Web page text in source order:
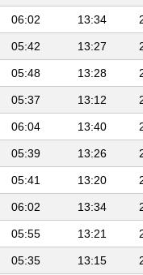
06:02 13:34
05:42 13:27
05:48 13:28
05:37 13:12
06:04 13:40
05:39 13:26
05:41 13:20
06:02 13:34
05:55 13:21
05:35 13:15